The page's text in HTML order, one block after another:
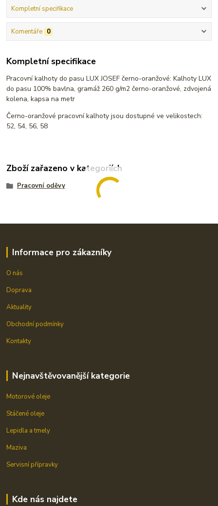
Kompletní specifikace
Komentáře 0
Kompletní specifikace
Pracovní kalhoty do pasu LUX JOSEF černo-oranžové: Kalhoty LUX
do pasu 100% bavlna, gramáž 260 g/m2 černo-oranžové, zdvojená
kolena, kapsa na metr
Černo-oranžové pracovní kalhoty jsou dostupné ve velikostech:
52, 54, 56, 58
Zboží zařazeno v kategoriích
Pracovní oděvy
Informace pro zákazníky
O nás
Doprava
Aktuality
Obchodní podmínky
Kontakty
Nejnavštěvovanější kategorie
Motorové oleje
Stáčené oleje
Lepidla a tmely
Maziva
Servisní přípravky
Kde nás najdete